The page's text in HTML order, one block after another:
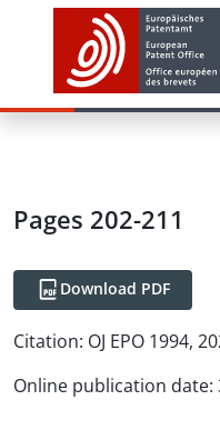
Pages 202-211
Download PDF
Citation: OJ EPO 1994,
Online publication date: